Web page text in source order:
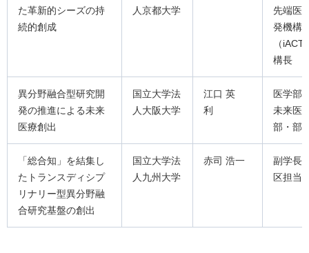
た革新的シーズの持
続的創成
人京都大学
先端医
発機構
（
構長
異分野融合型研究開
発の推進による未来
医療創出
国立大学法
人大阪大学
江口 英
利
医学部
未来医
部・部
「総合知」を結集し
たトランスディシプ
リナリー型異分野融
合研究基盤の創出
国立大学法
人九州大学
赤司 浩一
副学長
区担当